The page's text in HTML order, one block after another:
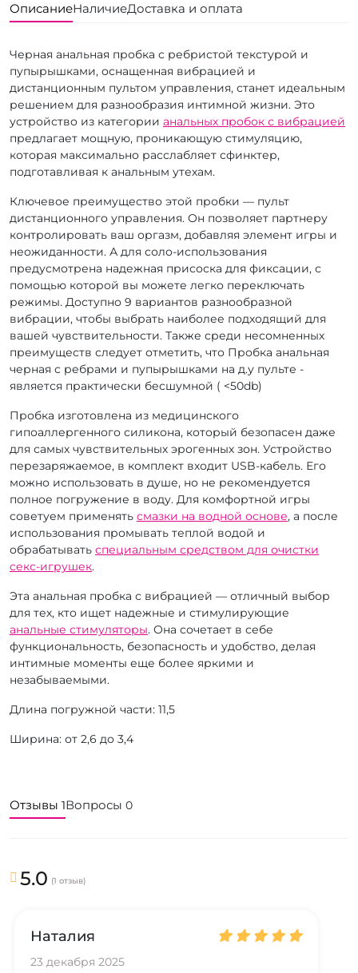
ОписаниеНаличиеДоставка и оплата
Черная анальная пробка с ребристой текстурой и
пупырышками, оснащенная вибрацией и
дистанционным пультом управления, станет идеальным
решением для разнообразия интимной жизни. Это
устройство из категории анальных пробок с вибрацией
предлагает мощную, проникающую стимуляцию,
которая максимально расслабляет сфинктер,
подготавливая к анальным утехам.
Ключевое преимущество этой пробки — пульт
дистанционного управления. Он позволяет партнеру
контролировать ваш оргазм, добавляя элемент игры и
неожиданности. А для соло-использования
предусмотрена надежная присоска для фиксации, с
помощью которой вы можете легко переключать
режимы. Доступно 9 вариантов разнообразной
вибрации, чтобы выбрать наиболее подходящий для
вашей чувствительности. Также среди несомненных
преимуществ следует отметить, что Пробка анальная
черная с ребрами и пупырышками на д.у пульте -
является практически бесшумной ( <50db)
Пробка изготовлена из медицинского
гипоаллергенного силикона, который безопасен даже
для самых чувствительных эрогенных зон. Устройство
перезаряжаемое, в комплект входит USB-кабель. Его
можно использовать в душе, но не рекомендуется
полное погружение в воду. Для комфортной игры
советуем применять смазки на водной основе, а после
использования промывать теплой водой и
обрабатывать специальным средством для очистки
секс-игрушек.
Эта анальная пробка с вибрацией — отличный выбор
для тех, кто ищет надежные и стимулирующие
анальные стимуляторы. Она сочетает в себе
функциональность, безопасность и удобство, делая
интимные моменты еще более яркими и
незабываемыми.
Длина погружной части: 11,5
Ширина: от 2,6 до 3,4
Отзывы 1Вопросы 0
5.0 (1 отзыв)
Наталия
23 декабря 2025